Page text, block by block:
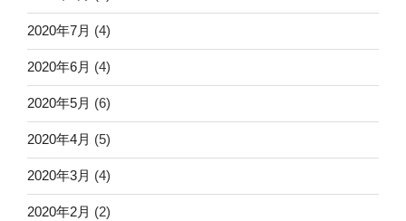
2020年7月 (4)
2020年6月 (4)
2020年5月 (6)
2020年4月 (5)
2020年3月 (4)
2020年2月 (2)